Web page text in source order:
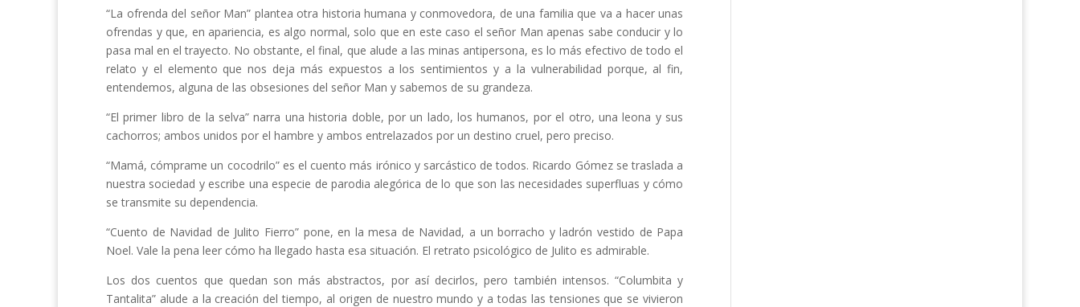
“La ofrenda del señor Man” plantea otra historia humana y conmovedora, de una familia que va a hacer unas
ofrendas y que, en apariencia, es algo normal, solo que en este caso el señor Man apenas sabe conducir y lo
pasa mal en el trayecto. No obstante, el final, que alude a las minas antipersona, es lo más efectivo de todo el
relato y el elemento que nos deja más expuestos a los sentimientos y a la vulnerabilidad porque, al fin,
entendemos, alguna de las obsesiones del señor Man y sabemos de su grandeza.
“El primer libro de la selva” narra una historia doble, por un lado, los humanos, por el otro, una leona y sus
cachorros; ambos unidos por el hambre y ambos entrelazados por un destino cruel, pero preciso.
“Mamá, cómprame un cocodrilo” es el cuento más irónico y sarcástico de todos. Ricardo Gómez se traslada a
nuestra sociedad y escribe una especie de parodia alegórica de lo que son las necesidades superfluas y cómo
se transmite su dependencia.
“Cuento de Navidad de Julito Fierro” pone, en la mesa de Navidad, a un borracho y ladrón vestido de Papa
Noel. Vale la pena leer cómo ha llegado hasta esa situación. El retrato psicológico de Julito es admirable.
Los dos cuentos que quedan son más abstractos, por así decirlos, pero también intensos. “Columbita y
Tantalita” alude a la creación del tiempo, al origen de nuestro mundo y a todas las tensiones que se vivieron